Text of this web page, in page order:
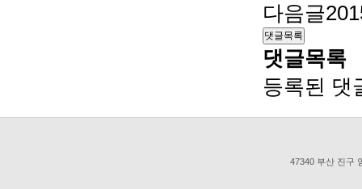
다음글
댓글목록
댓글목록
등록된 댓
47340 부산 진구